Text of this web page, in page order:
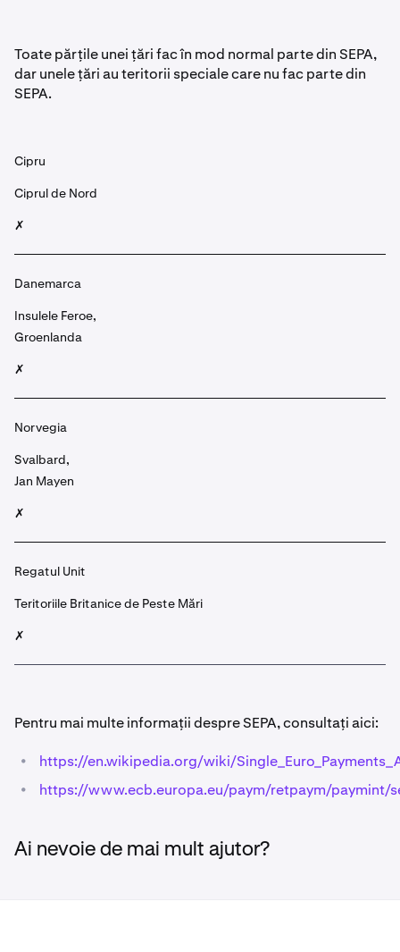
Toate părțile unei țări fac în mod normal parte din SEPA,
dar unele țări au teritorii speciale care nu fac parte din
SEPA.
Cipru
Ciprul de Nord
✗
Danemarca
Insulele Feroe,
Groenlanda
✗
Norvegia
Svalbard,
Jan Mayen
✗
Regatul Unit
Teritoriile Britanice de Peste Mări
✗
Pentru mai multe informații despre SEPA, consultați aici:
• https://en.wikipedia.org/wiki/
• https://www.ecb.europa.eu/paym/retpaym/paymint/
Ai nevoie de mai mult ajutor?